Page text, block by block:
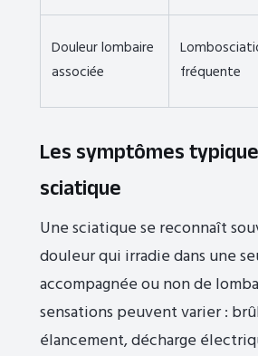
Douleur lombaire
associée
fréquente
Les symptômes
sciatique
Une sciatique se reconnaît
douleur qui irradie dans une
accompagnée ou non de
sensations peuvent varier :
élancement, décharge